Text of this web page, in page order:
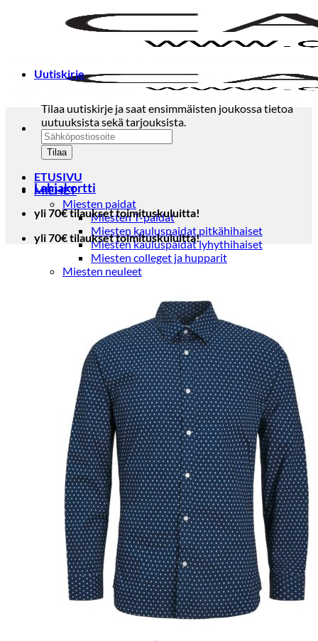
ETUSIVU
MIEHET
Miesten paidat
Miesten T-paidat
Miesten kauluspaidat pitkähihaiset
Miesten kauluspaidat lyhythihaiset
Miesten colleget ja hupparit
Miesten neuleet
Miesten neuletakit
Puvuntakit ja blazerit
Miesten housut
Miesten housut
Miesten farkut
Miesten collegehousut
Miesten shortsit
Miesten asusteet
Vyöt ja olkaimet
Solmiot, rusetit ja taskuliinat
Miesten päähineet, huivit ja käsineet
Miesten yöasut ja alusvaatteet
Miesten alusvaatteet
Miesten sukat
Miesten yöasut
Miesten aamutakit ja kylpytakit
Miesten takit
Miesten nahkatakit
Miesten kevät-ja syystakit
Miesten villakangastakit
Miesten talvitakit
Uutiskirje
Tilaa uutiskirje ja saat ensimmäisten joukossa tietoa
uutuuksista sekä tarjouksista.
Lahjakortti
yli 70€ tilaukset toimituskuluitta!
yli 70€ tilaukset toimituskuluitta!